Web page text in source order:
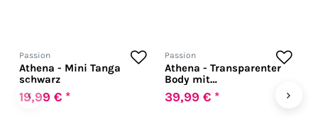
‹
Passion
Athena - Mini Tanga
schwarz
19,99 € *
Passion
Athena - Transparenter
Body mit
Spitzenverzierungen
39,99 € * ›